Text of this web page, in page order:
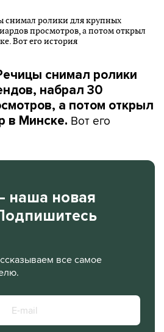
снимал ролики
набрал 30
а потом открыл
в Минске. Вот его
наша новая
все самое